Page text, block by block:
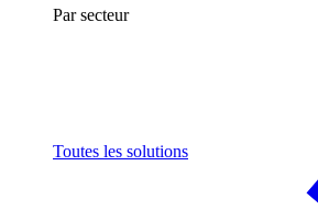
Par secteur
Toutes les solutions